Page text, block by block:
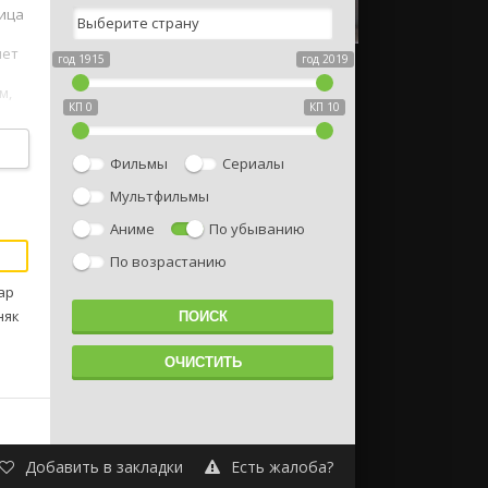
год 1915 год 2019
КП 0 КП 10
Фильмы
Сериалы
Мультфильмы
Аниме
По убыванию
По возрастанию
Добавить в закладки Есть жалоба?